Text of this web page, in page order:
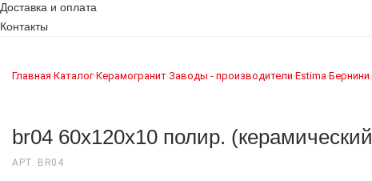
Доставка и оплата
Контакты
Главная›Каталог›Керамогранит›Заводы - производители›Estima›Бернини
br04 60x120x10 полир.
АРТ. BR04